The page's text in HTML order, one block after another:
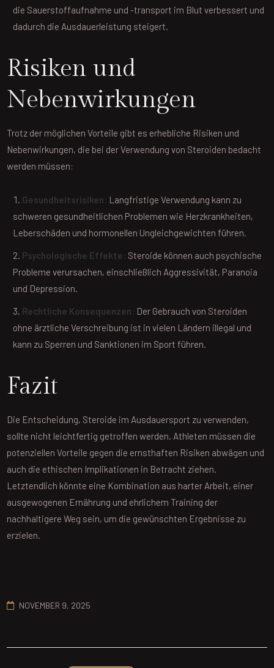
die Sauerstoffaufnahme und -transport im Blut verbessert und
dadurch die Ausdauerleistung steigert.
Risiken und
Nebenwirkungen
Trotz der möglichen Vorteile gibt es erhebliche Risiken und
Nebenwirkungen, die bei der Verwendung von Steroiden bedacht
werden müssen:
Gesundheitsrisiken: Langfristige Verwendung kann zu
schweren gesundheitlichen Problemen wie Herzkrankheiten,
Leberschäden und hormonellen Ungleichgewichten führen.
Psychologische Effekte: Steroide können auch psychische
Probleme verursachen, einschließlich Aggressivität, Paranoia
und Depression.
Rechtliche Konsequenzen: Der Gebrauch von Steroiden
ohne ärztliche Verschreibung ist in vielen Ländern illegal und
kann zu Sperren und Sanktionen im Sport führen.
Fazit
Die Entscheidung, Steroide im Ausdauersport zu verwenden,
sollte nicht leichtfertig getroffen werden. Athleten müssen die
potenziellen Vorteile gegen die ernsthaften Risiken abwägen und
auch die ethischen Implikationen in Betracht ziehen.
Letztendlich könnte eine Kombination aus harter Arbeit, einer
ausgewogenen Ernährung und ehrlichem Training der
nachhaltigere Weg sein, um die gewünschten Ergebnisse zu
erzielen.
NOVEMBER 9, 2025